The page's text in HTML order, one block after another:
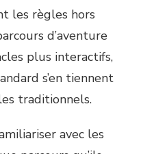
les règles hors
d’aventure
plus interactifs,
s’en tiennent
traditionnels.
avec les